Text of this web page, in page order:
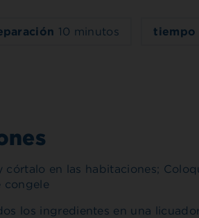
10 minutos tiempo
córtalo en las habitaciones;
congele
los ingredientes en una